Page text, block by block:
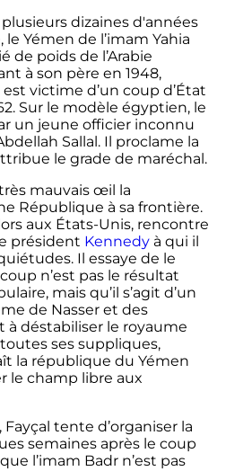
dizaines d'années
Yémen de l’imam Yahia
de poids de l’Arabie
à son père en 1948,
victime d’un coup d’État
. Sur le modèle égyptien, le
un jeune officier inconnu
Sallal. Il proclame la
le grade de maréchal.
très mauvais œil la
République à sa frontière.
aux États-Unis, rencontre
président Kennedyà qui il
Il essaye de le
n’est pas le résultat
mais qu’il s’agit d’un
de Nasser et des
à déstabiliser le royaume
ses suppliques,
la république du Yémen
le champ libre aux
tente d’organiser la
semaines après le coup
l’imam Badr n’est pas